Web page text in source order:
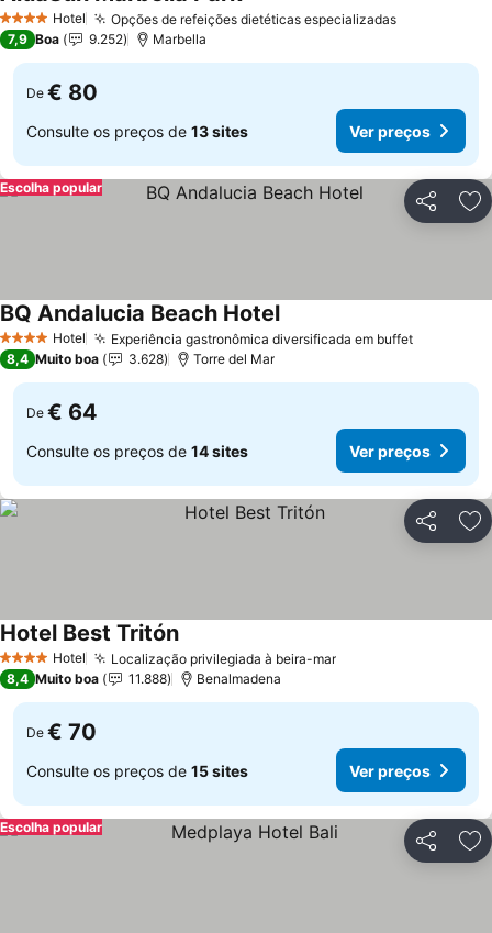
4 EstrelasHotel Opções de refeições dietéticas especializadasVer preços
Ver preços
7,9 Boa 9.252 Marbella
De € 80
Consulte os preços de 13 sites Ver preços
Partilhar
Escolha popular
4 EstrelasHotel Experiência gastronômica diversificada em buffetVer
BQ Andalucia Beach HotelVer preços
8,4 Muito boa 3.628 Torre del Mar
De € 64
Consulte os preços de 14 sites Ver preços
Partilhar
4 EstrelasHotel Localização privilegiada à beira-marVer preços
Hotel Best TritónVer preços
8,4 Muito boa 11.888 Benalmadena
De € 70
Consulte os preços de 15 sites Ver preços
Partilhar
Escolha popular